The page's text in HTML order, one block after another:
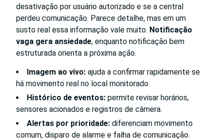
desativação por usuário autorizado e se a central
perdeu comunicação. Parece detalhe, mas em um
susto real essa informação vale muito. Notificação
vaga gera ansiedade, enquanto notificação bem
estruturada orienta a próxima ação.
Imagem ao vivo: ajuda a confirmar rapidamente se
há movimento real no local monitorado.
Histórico de eventos: permite revisar horários,
sensores acionados e registros de câmera.
Alertas por prioridade: diferenciam movimento
comum, disparo de alarme e falha de comunicação.